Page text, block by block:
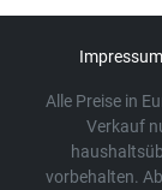
Impressum
Alle Preise in
Verkauf
vorbehalten.